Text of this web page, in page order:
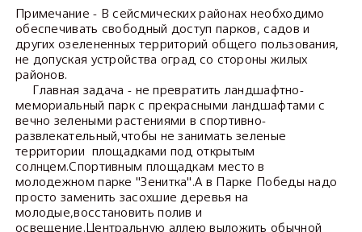
Примечание - В сейсмических районах необходимо
обеспечивать свободный доступ парков, садов и
других озелененных территорий общего пользования,
не допуская устройства оград со стороны жилых
районов.
Главная задача - не превратить ландшафтно-
мемориальный парк с прекрасными ландшафтами с
вечно зелеными растениями в спортивно-
развлекательный,чтобы не занимать зеленые
территории площадками под открытым
солнцем.Спортивным площадкам место в
молодежном парке "Зенитка".А в Парке Победы надо
просто заменить засохшие деревья на
молодые,восстановить полив и
освещение.Центральную аллею выложить обычной